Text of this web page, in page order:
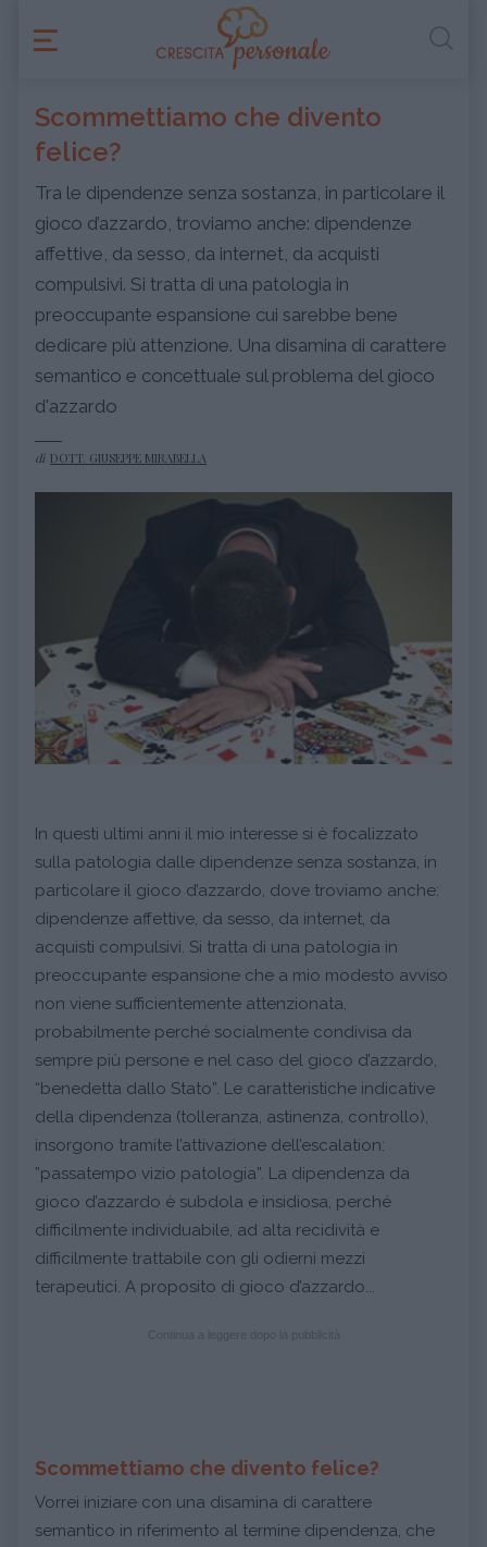
Scommettiamo che divento
felice?
Tra le dipendenze senza sostanza, in particolare il
gioco d’azzardo, troviamo anche: dipendenze
affettive, da sesso, da internet, da acquisti
compulsivi. Si tratta di una patologia in
preoccupante espansione cui sarebbe bene
dedicare più attenzione. Una disamina di carattere
semantico e concettuale sul problema del gioco
d'azzardo
di DOTT. GIUSEPPE MIRABELLA
In questi ultimi anni il mio interesse si è focalizzato
sulla patologia dalle dipendenze senza sostanza, in
particolare il gioco d’azzardo, dove troviamo anche:
dipendenze affettive, da sesso, da internet, da
acquisti compulsivi. Si tratta di una patologia in
preoccupante espansione che a mio modesto avviso
non viene sufficientemente attenzionata,
probabilmente perché socialmente condivisa da
sempre più persone e nel caso del gioco d’azzardo,
“benedetta dallo Stato”. Le caratteristiche indicative
della dipendenza (tolleranza, astinenza, controllo),
insorgono tramite l’attivazione dell’escalation:
”passatempo vizio patologia”. La dipendenza da
gioco d’azzardo è subdola e insidiosa, perché
difficilmente individuabile, ad alta recidività e
difficilmente trattabile con gli odierni mezzi
terapeutici. A proposito di gioco d’azzardo...
Scommettiamo che divento felice?
Vorrei iniziare con una disamina di carattere
semantico in riferimento al termine dipendenza, che